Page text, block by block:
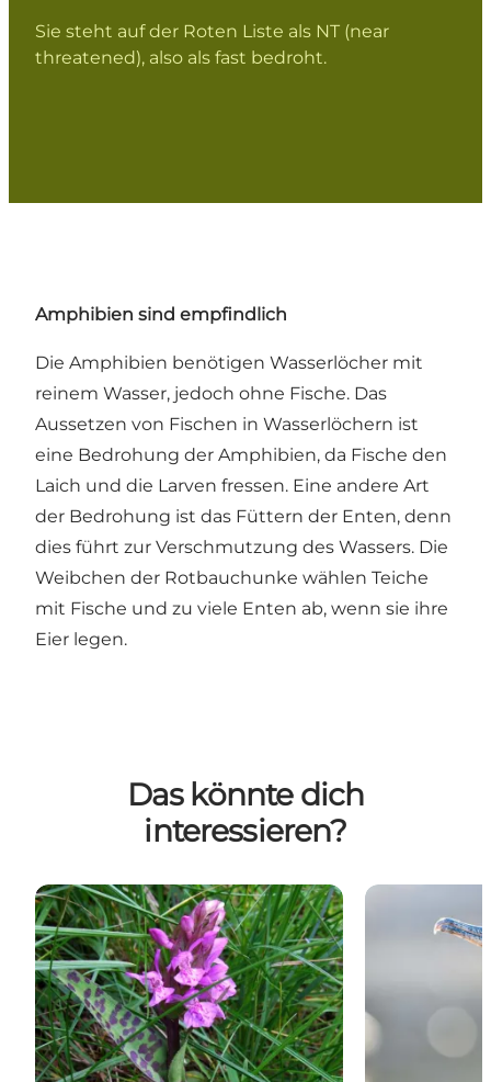
Sie steht auf der Roten Liste als NT (near
threatened), also als fast bedroht.
Amphibien sind empfindlich
Die Amphibien benötigen Wasserlöcher mit
reinem Wasser, jedoch ohne Fische. Das
Aussetzen von Fischen in Wasserlöchern ist
eine Bedrohung der Amphibien, da Fische den
Laich und die Larven fressen. Eine andere Art
der Bedrohung ist das Füttern der Enten, denn
dies führt zur Verschmutzung des Wassers. Die
Weibchen der Rotbauchunke wählen Teiche
mit Fische und zu viele Enten ab, wenn sie ihre
Eier legen.
Das könnte dich
interessieren?
Orchideen Vögel